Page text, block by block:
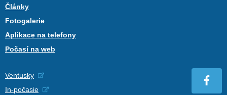
Články
Fotogalerie
Aplikace na telefony
Počasí na web
Ventusky
In-počasie